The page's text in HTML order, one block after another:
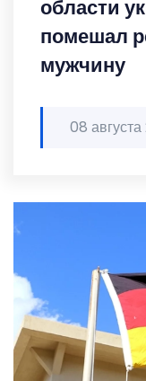
области
помешал
мужчину
08